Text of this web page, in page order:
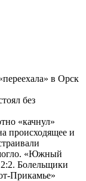
в Орск
без
«качнул»
происходящее и
«Южный
Болельщики
Прикамье»